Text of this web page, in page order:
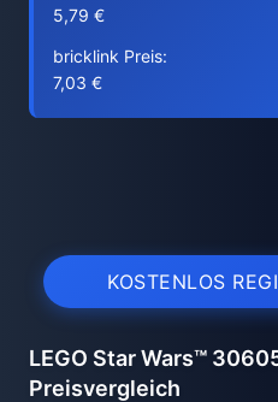
5,79 €
bricklink Preis:
7,03 €
KOSTENLOS
LEGO Star Wars™
Preisvergleich